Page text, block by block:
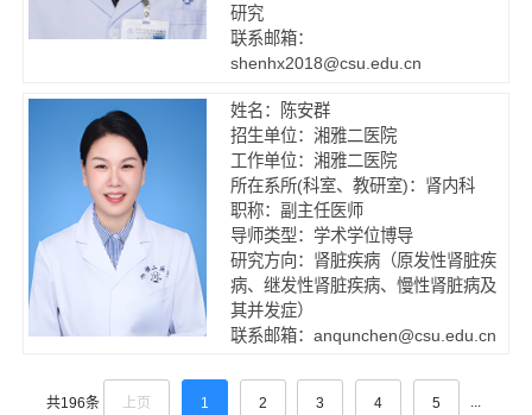
研究
联系邮箱：
shenhx2018@csu.edu.cn
姓名：陈安群
招生单位：湘雅二医院
工作单位：湘雅二医院
所在系所(科室、教研室)：肾内科
职称：副主任医师
导师类型：学术学位博导
研究方向：肾脏疾病（原发性肾脏疾
病、继发性肾脏疾病、慢性肾脏病及
其并发症）
联系邮箱：anqunchen@csu.edu.cn
共196条 上页 1 2 3 4 5 ...